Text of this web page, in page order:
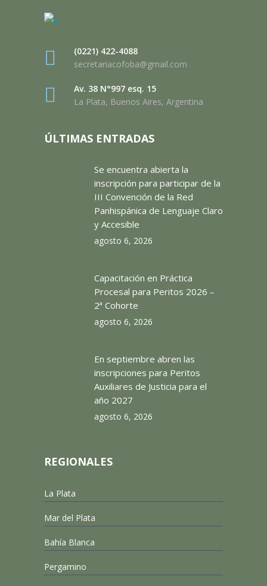
(0221) 422-4088
secretariacofoba@gmail.com
Av. 38 N°997 esq. 15
La Plata, Buenos Aires, Argentina
ÚLTIMAS ENTRADAS
Se encuentra abierta la
inscripción para participar de la
III Convención de la Red
Panhispánica de Lenguaje Claro
y Accesible
agosto 6, 2026
Capacitación en Práctica
Procesal para Peritos 2026 –
2ª Cohorte
agosto 6, 2026
En septiembre abren las
inscripciones para Peritos
Auxiliares de Justicia para el
año 2027
agosto 6, 2026
REGIONALES
La Plata
Mar del Plata
Bahía Blanca
Pergamino